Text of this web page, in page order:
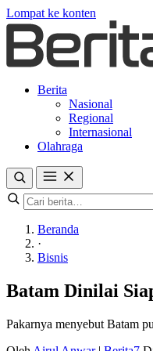
Lompat ke konten
Berita
Nasional
Regional
Internasional
Olahraga
Beranda
·
Bisnis
Batam Dinilai
Pakarnya menyebut Batam